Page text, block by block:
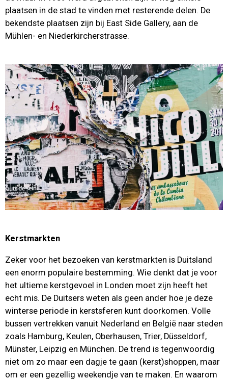
plaatsen in de stad te vinden met resterende delen. De
bekendste plaatsen zijn bij East Side Gallery, aan de
Mühlen- en Niederkircherstrasse.
Kerstmarkten
Zeker voor het bezoeken van kerstmarkten is Duitsland
een enorm populaire bestemming. Wie denkt dat je voor
het ultieme kerstgevoel in Londen moet zijn heeft het
echt mis. De Duitsers weten als geen ander hoe je deze
winterse periode in kerstsferen kunt doorkomen. Volle
bussen vertrekken vanuit Nederland en België naar steden
zoals Hamburg, Keulen, Oberhausen, Trier, Düsseldorf,
Münster, Leipzig en München. De trend is tegenwoordig
niet om zo maar een dagje te gaan (kerst)shoppen, maar
om er een gezellig weekendje van te maken. En waarom